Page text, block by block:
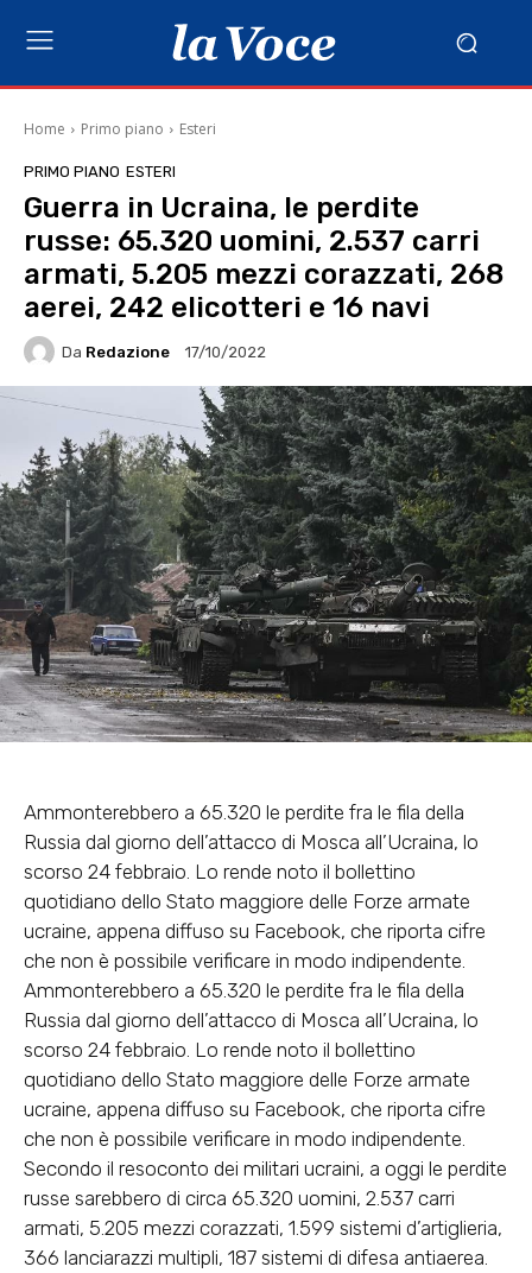
Home Primo piano Esteri
PRIMO PIANO ESTERI
Guerra in Ucraina, le perdite
russe: 65.320 uomini, 2.537 carri
armati, 5.205 mezzi corazzati, 268
aerei, 242 elicotteri e 16 navi
Da Redazione 17/10/2022
Ammonterebbero a 65.320 le perdite fra le fila della
Russia dal giorno dell’attacco di Mosca all’Ucraina, lo
scorso 24 febbraio. Lo rende noto il bollettino
quotidiano dello Stato maggiore delle Forze armate
ucraine, appena diffuso su Facebook, che riporta cifre
che non è possibile verificare in modo indipendente.
Ammonterebbero a 65.320 le perdite fra le fila della
Russia dal giorno dell’attacco di Mosca all’Ucraina, lo
scorso 24 febbraio. Lo rende noto il bollettino
quotidiano dello Stato maggiore delle Forze armate
ucraine, appena diffuso su Facebook, che riporta cifre
che non è possibile verificare in modo indipendente.
Secondo il resoconto dei militari ucraini, a oggi le perdite
russe sarebbero di circa 65.320 uomini, 2.537 carri
armati, 5.205 mezzi corazzati, 1.599 sistemi d’artiglieria,
366 lanciarazzi multipli, 187 sistemi di difesa antiaerea.